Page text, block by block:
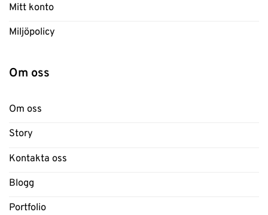
Mitt konto
Miljöpolicy
Om oss
Om oss
Story
Kontakta oss
Blogg
Portfolio